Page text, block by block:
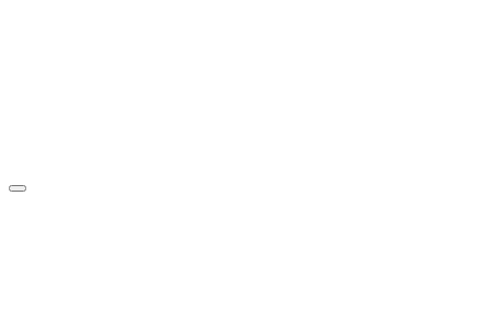
Hamburger Toggle Menu